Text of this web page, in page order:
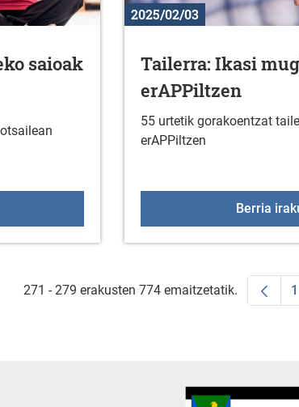
saioak
2025/02/03
Tailerra: Ikasi
erAPPiltzen
55 urtetik gorakoentzat
erAPPiltzen
Berria
271 - 279 erakusten 774 emaitzetatik. 1